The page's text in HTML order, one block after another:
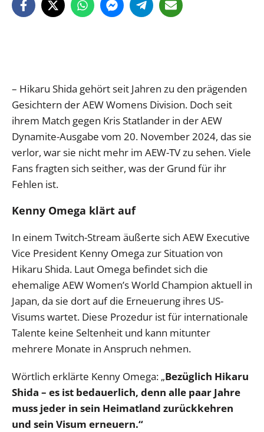
– Hikaru Shida gehört seit Jahren zu den prägenden
Gesichtern der AEW Womens Division. Doch seit
ihrem Match gegen Kris Statlander in der AEW
Dynamite-Ausgabe vom 20. November 2024, das sie
verlor, war sie nicht mehr im AEW-TV zu sehen. Viele
Fans fragten sich seither, was der Grund für ihr
Fehlen ist.
Kenny Omega klärt auf
In einem Twitch-Stream äußerte sich AEW Executive
Vice President Kenny Omega zur Situation von
Hikaru Shida. Laut Omega befindet sich die
ehemalige AEW Women’s World Champion aktuell in
Japan, da sie dort auf die Erneuerung ihres US-
Visums wartet. Diese Prozedur ist für internationale
Talente keine Seltenheit und kann mitunter
mehrere Monate in Anspruch nehmen.
Wörtlich erklärte Kenny Omega: „Bezüglich Hikaru
Shida – es ist bedauerlich, denn alle paar Jahre
muss jeder in sein Heimatland zurückkehren
und sein Visum erneuern.“